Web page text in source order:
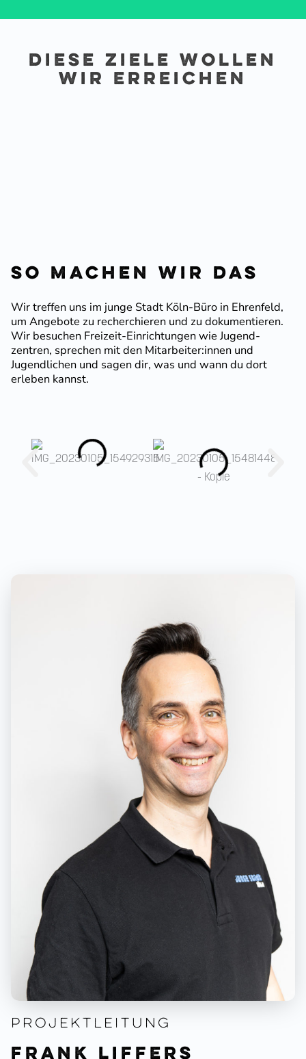
Diese Ziele wollen
wir erreichen
So machen wir das
Wir treffen uns im junge Stadt Köln-Büro in Ehrenfeld,
um Angebote zu recher­chieren und zu dokumen­tieren.
Wir besuchen Freizeit-Einrich­tungen wie Jugend­
zentren, sprechen mit den Mitarbeiter:innen und
Jugend­lichen und sagen dir, was und wann du dort
erleben kannst.
Projekt­leitung
Frank Liffers